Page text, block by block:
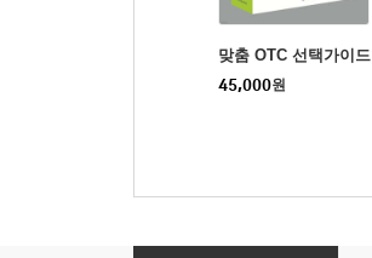
맞춤 OTC 선택가이드
45,000원